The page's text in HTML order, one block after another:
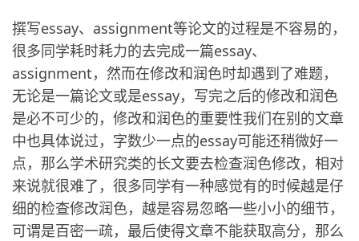
撰写essay、assignment等论文的过程是不容易的，
很多同学耗时耗力的去完成一篇essay、
assignment，然而在修改和润色时却遇到了难题，
无论是一篇论文或是essay，写完之后的修改和润色
是必不可少的，修改和润色的重要性我们在别的文章
中也具体说过，字数少一点的essay可能还稍微好一
点，那么学术研究类的长文要去检查润色修改，相对
来说就很难了，很多同学有一种感觉有的时候越是仔
细的检查修改润色，越是容易忽略一些小小的细节，
可谓是百密一疏，最后使得文章不能获取高分，那么